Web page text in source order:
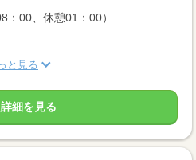
00、休憩01：00）...
と見る
細を見る